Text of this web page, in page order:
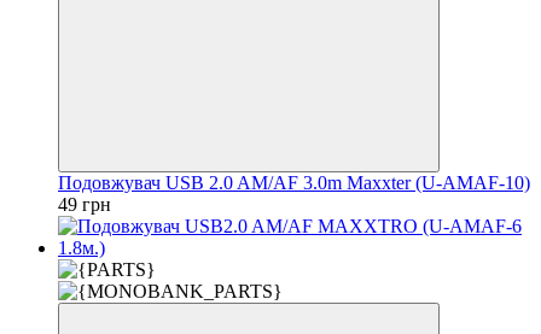
Подовжувач USB 2.0 AM/AF 3.0m Maxxter (U-AMAF-10)
49 грн